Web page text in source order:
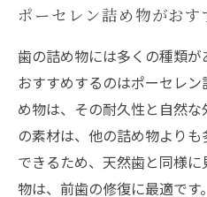
ポーセレン詰め物がおす
歯の詰め物には多くの種類
おすすめするのはポーセレ
め物は、その耐久性と自然
の素材は、他の詰め物より
できるため、天然歯と同様
物は、前歯の修復に最適で